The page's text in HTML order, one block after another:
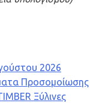
2026
Προσομοίωσης
Ξύλινες